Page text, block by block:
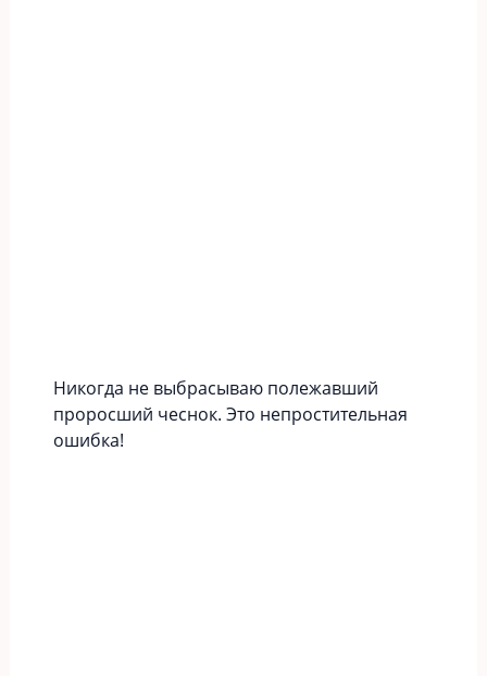
Никогда не выбрасываю полежавший
проросший чеснок. Это непростительная
ошибка!